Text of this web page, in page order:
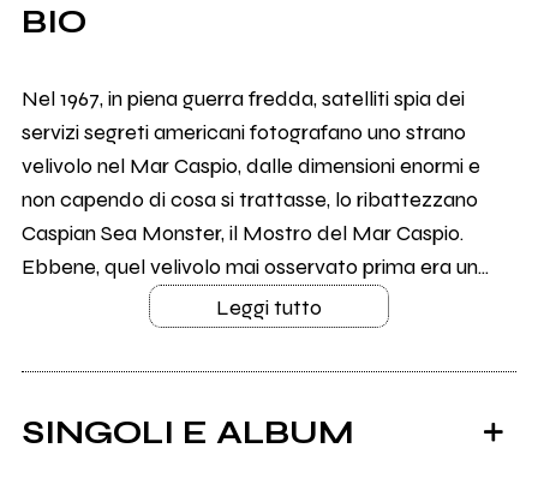
BIO
Nel 1967, in piena guerra fredda, satelliti spia dei
servizi segreti americani fotografano uno strano
velivolo nel Mar Caspio, dalle dimensioni enormi e
non capendo di cosa si trattasse, lo ribattezzano
Caspian Sea Monster, il Mostro del Mar Caspio.
Ebbene, quel velivolo mai osservato prima era un...
Leggi tutto
SINGOLI E ALBUM